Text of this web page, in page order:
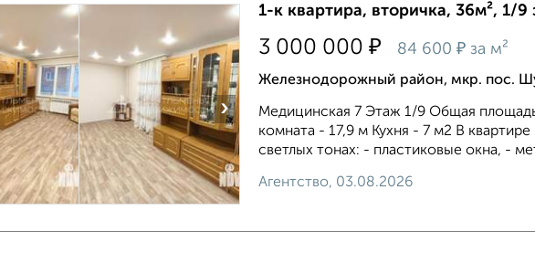
›
1-к квартира, вторичка, 36м², 1/9
3 000 000 ₽ 84 600 ₽ за м²
Железнодорожный район, мкр. пос.
Медицинская 7 Этаж 1/9 Общая
комната - 17,9 м Кухня - 7 м2 В
светлых тонах: - пластиковые окна, -
Агентство, 03.08.2026